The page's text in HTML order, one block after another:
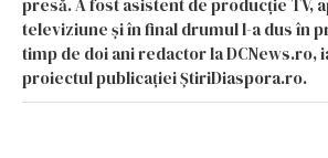
televiziune și în final drumul l-a dus în
timp de doi ani redactor la DCNews.ro,
proiectul publicației ȘtiriDiaspora.ro.